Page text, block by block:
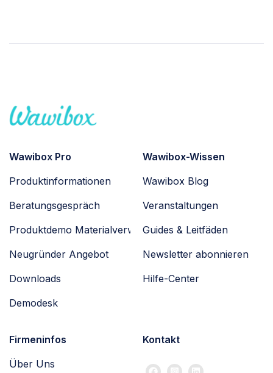
Wawibox Pro
Produktinformationen
Beratungsgespräch
Produktdemo Materialverwaltung
Neugründer Angebot
Downloads
Demodesk
Wawibox-Wissen
Wawibox Blog
Veranstaltungen
Guides & Leitfäden
Newsletter abonnieren
Hilfe-Center
Firmeninfos
Über Uns
Kontakt